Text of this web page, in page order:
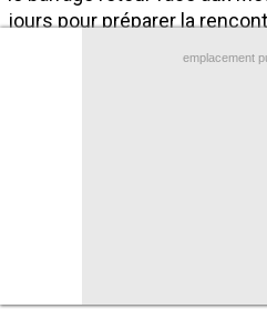
jours pour préparer la
suffisant. On verra si çaemplacement